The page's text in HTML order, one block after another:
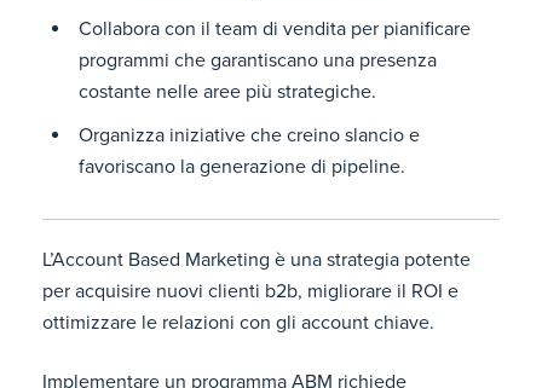
Collabora con il team di vendita per pianificare
programmi che garantiscano una presenza
costante nelle aree più strategiche.
Organizza iniziative che creino slancio e
favoriscano la generazione di pipeline.
L’Account Based Marketing è una strategia potente
per acquisire nuovi clienti b2b, migliorare il ROI e
ottimizzare le relazioni con gli account chiave.
Implementare un programma ABM richiede